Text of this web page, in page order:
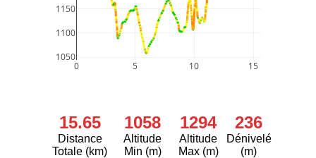
0 5 10 15
1050
1100
1150
15.65
Distance
Totale (km)
1058
Altitude
Min (m)
1294
Altitude
Max (m)
236
Dénivelé
(m)